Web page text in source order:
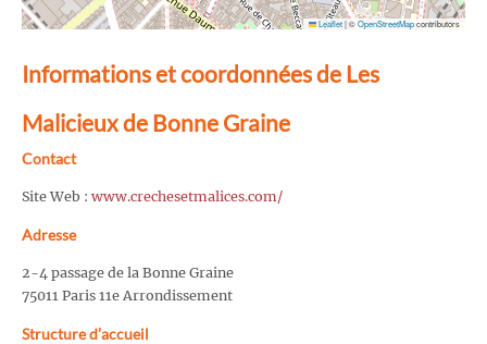
Leaflet|©OpenStreetMapcontributors
Informations et coordonnées de Les
Malicieux de Bonne Graine
Contact
Site Web : www.crechesetmalices.com/
Adresse
2-4 passage de la Bonne Graine
75011 Paris 11e Arrondissement
Structure d’accueil